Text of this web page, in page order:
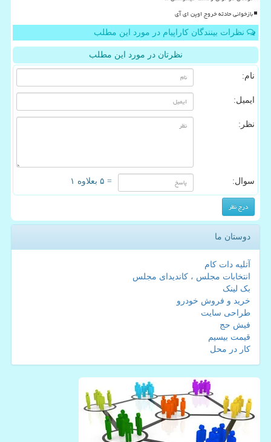
بازخوانی حادثه خروج اوپن ای آی
نظرات بینندگان کاراپیام در مورد این مطلب
نظرتان در مورد این مطلب
نام:
ایمیل:
نظر:
سوال: = ۵ بعلاوه ۱
دوستان ما
آتلیه دات کام
انتخابات مجلس ، کاندیدای مجلس
بک لینک
خرید و فروش خودرو
طراحی سایت
فیش حج
قیمت بیسیم
کار در محل